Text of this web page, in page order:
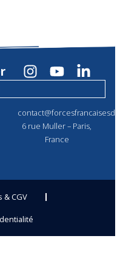
6 rue Muller – Paris,
France
& CGV